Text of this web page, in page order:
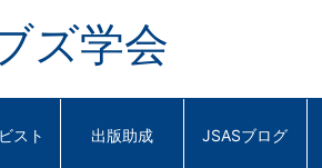
ズ学会
スト 出版助成 JSASブログ